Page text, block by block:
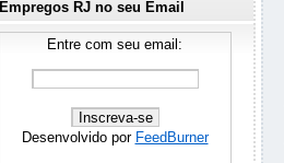
Empregos RJ no seu Email
Entre com seu email:
Desenvolvido por FeedBurner